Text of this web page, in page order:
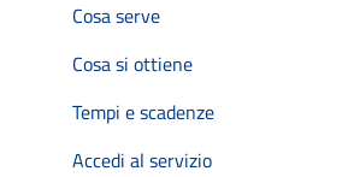
Cosa serve
Cosa si ottiene
Tempi e scadenze
Accedi al servizio